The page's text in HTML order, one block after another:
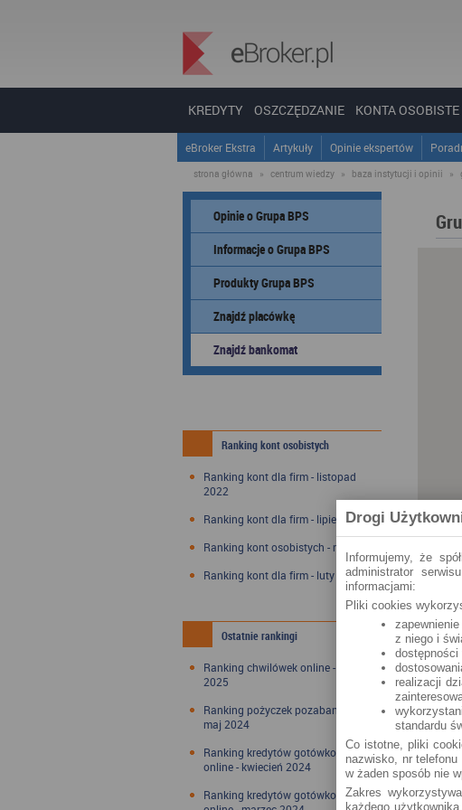
KREDYTY OSZCZĘDZANIE KONTA OSOBISTE
eBroker Ekstra Artykuły Opinie ekspertów
strona główna » centrum wiedzy » baza instytucji i opinii »
Opinie o Grupa BPS
Informacje o Grupa BPS
Produkty Grupa BPS
Znajdź placówkę
Znajdź bankomat
Ranking kont osobistych
Ranking kont dla firm - listopad
2022
Ranking kont dla firm - lipiec 2022
Ranking kont osobistych - maj 2022
Ranking kont dla firm - luty 2022
Ostatnie rankingi
Ranking chwilówek online - styczeń
2025
Ranking pożyczek pozabankowych -
maj 2024
Ranking kredytów gotówkowych
online - kwiecień 2024
Ranking kredytów gotówkowych
Drogi
Informujemy, że
administrator
informacjami:
Pliki cookies
z niego i
dostępności
realizacji
standardu
Co istotne, pliki
nazwisko, nr
w żaden sposób nie
Zakres
każdego